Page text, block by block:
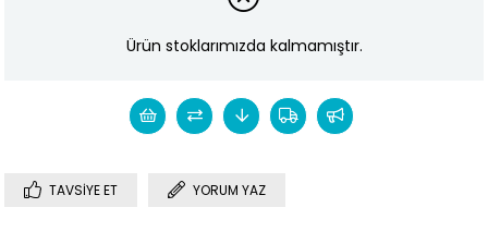
Ürün stoklarımızda kalmamıştır.
TAVSIYE ET YORUM YAZ